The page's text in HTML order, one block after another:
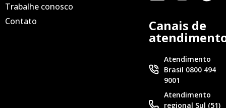
Trabalhe conosco
Contato
Canais de
Atendimento
Brasil 0800 494
9001
Atendimento
regional Sul (51)